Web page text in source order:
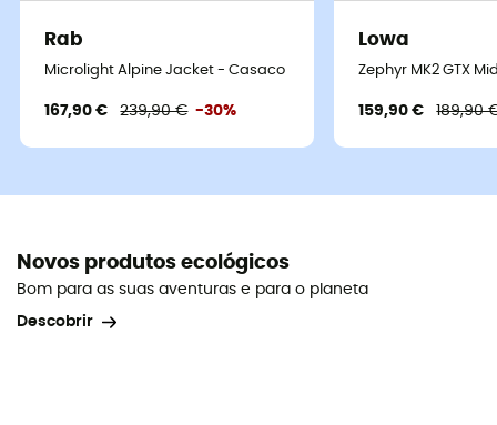
Rab
Microlight Alpine Jacket - Casaco penas homem
167,90 € 239,90 € -30%
Lowa
Zephyr MK2 GTX
159,90 € 189,90
Novos produtos ecológicos
Bom para as suas aventuras e para o planeta
Descobrir